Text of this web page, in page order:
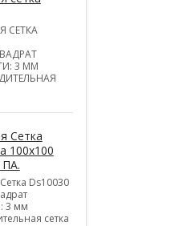
СЕТКА
3 ММ
Сетка
100х100
Ds10030
3 мм
сетка